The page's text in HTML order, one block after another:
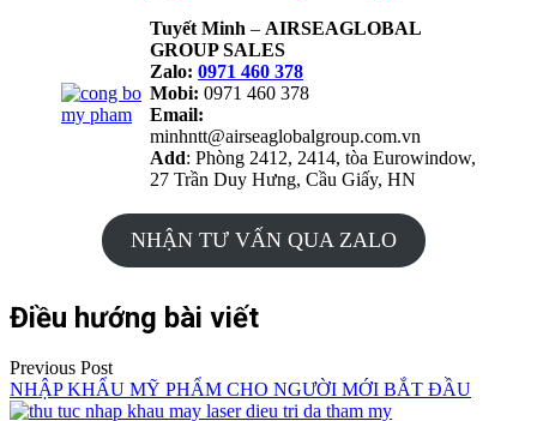
Tuyết Minh – AIRSEAGLOBAL
GROUP SALES
Zalo: 0971 460 378
Mobi: 0971 460 378
Email:
minhntt@airseaglobalgroup.com.vn
Add: Phòng 2412, 2414, tòa Eurowindow,
27 Trần Duy Hưng, Cầu Giấy, HN
NHẬN TƯ VẤN QUA ZALO
Điều hướng bài viết
Previous Post
NHẬP KHẨU MỸ PHẨM CHO NGƯỜI MỚI BẮT ĐẦU